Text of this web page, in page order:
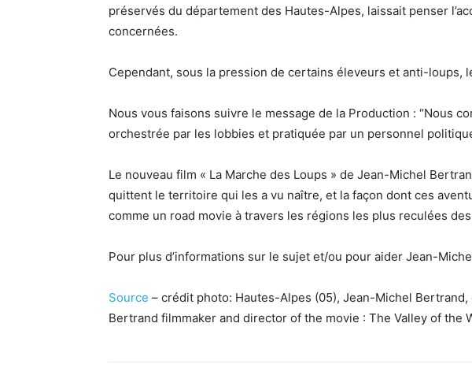
préservés du département des Hautes-Alpes, laissait penser
concernées.
Cependant, sous la pression de certains éleveurs et anti-loups,
Nous vous faisons suivre le message de la Production : “Nous
orchestrée par les lobbies et pratiquée par un personnel
Le nouveau film « La Marche des Loups » de Jean-Michel
quittent le territoire qui les a vu naître, et la façon dont ces
comme un road movie à travers les régions les plus reculées
Pour plus d’informations sur le sujet et/ou pour aider Jean-
Source – crédit photo: Hautes-Alpes (05), Jean-Michel
Bertrand filmmaker and director of the movie : The Valley of the